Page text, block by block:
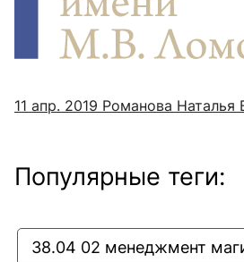
11 апр. 2019 Романова Наталья
Популярные теги:
38.04 02 менеджмент